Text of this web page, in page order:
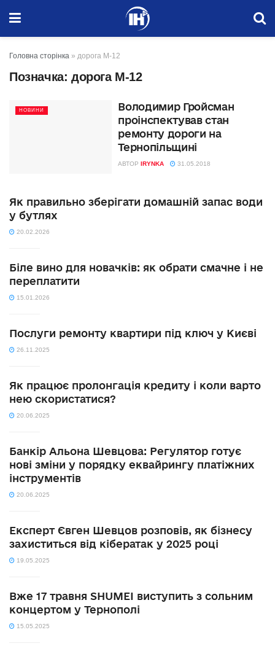
Головна сторінка » дорога М-12
Позначка: дорога М-12
НОВИНИ
Володимир Гройсман
проінспектував стан
ремонту дороги на
Тернопільщині
АВТОР IRYNKA 31.05.2018
Як правильно зберігати домашній запас води
у бутлях
20.02.2026
Біле вино для новачків: як обрати смачне і не
переплатити
15.01.2026
Послуги ремонту квартири під ключ у Києві
26.11.2025
Як працює пролонгація кредиту і коли варто
нею скористатися?
20.06.2025
Банкір Альона Шевцова: Регулятор готує
нові зміни у порядку еквайрингу платіжних
інструментів
20.06.2025
Експерт Євген Шевцов розповів, як бізнесу
захиститься від кібератак у 2025 році
19.05.2025
Вже 17 травня SHUMEI виступить з сольним
концертом у Тернополі
15.05.2025